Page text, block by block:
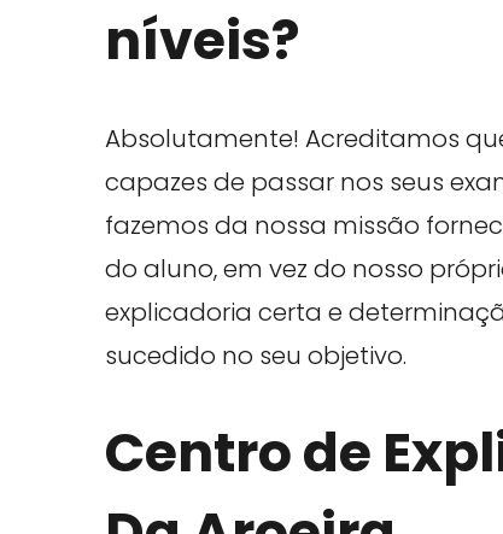
níveis?
Absolutamente! Acreditamos
capazes de passar nos seus
fazemos da nossa missão
do aluno, em vez do nosso
explicadoria certa e
sucedido no seu objetivo.
Centro de